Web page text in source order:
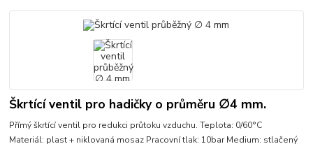
Škrtící ventil pro hadičky o průměru ∅4 mm.
Přímý škrtící ventil pro redukci průtoku vzduchu. Teplota: 0/60°C
Materiál: plast + niklovaná mosaz Pracovní tlak: 10bar Medium: stlačený